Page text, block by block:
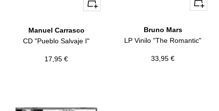
+
Añadir
Manuel Carrasco
CD "Pueblo Salvaje I"
Precio
17,95 €
+
Añadir
Bruno Mars
LP Vinilo "The Romantic"
Precio
33,95 €